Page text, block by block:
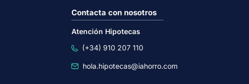
Contacta con nosotros
Atención Hipotecas
(+34) 910 207 110
hola.hipotecas@iahorro.com